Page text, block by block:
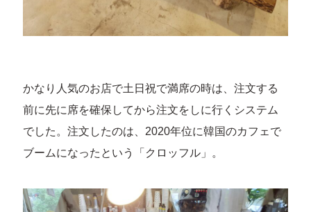
かなり人気のお店で土日祝で満席の時は、注文する
前に先に席を確保してから注文をしに行くシステム
でした。注文したのは、2020年位に韓国のカフェで
ブームになったという「クロッフル」。